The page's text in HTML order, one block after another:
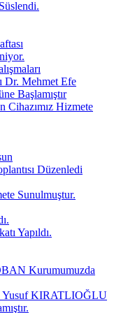
Dr. Mehmet Efe
Başlamıştır
Hizmete
Düzenledi
Sunulmuştur.
Yapıldı.
Kurumumuzda
Yusuf KIRATLIOĞLU